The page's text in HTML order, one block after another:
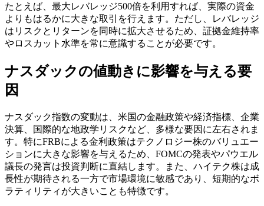
たとえば、最大レバレッジ500倍を利用すれば、実際の資金
よりもはるかに大きな取引を行えます。ただし、レバレッジ
はリスクとリターンを同時に拡大させるため、証拠金維持率
やロスカット水準を常に意識することが必要です。
ナスダックの値動きに影響を与える要
因
ナスダック指数の変動は、米国の金融政策や経済指標、企業
決算、国際的な地政学リスクなど、多様な要因に左右されま
す。特にFRBによる金利政策はテクノロジー株のバリュエー
ションに大きな影響を与えるため、FOMCの発表やパウエル
議長の発言は投資判断に直結します。また、ハイテク株は成
長性が期待される一方で市場環境に敏感であり、短期的なボ
ラティリティが大きいことも特徴です。